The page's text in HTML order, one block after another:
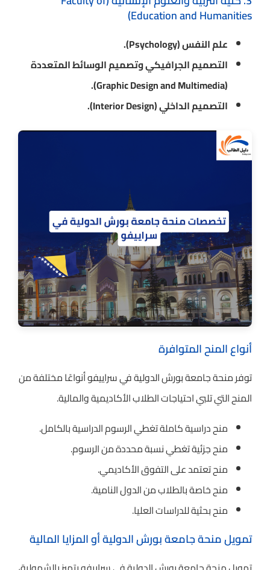
Education and Humanities)
علم النفس (Psychology).
التصميم الجرافيكي وتصميم الوسائط المتعددة
(Graphic Design and Multimedia).
التصميم الداخلي (Interior Design).
أنواع المنح المتوافرة
توفر منحة جامعة بورش الدولية في سراييفو أنواعًا مختلفة من
المنح التي تلبي احتياجات الطلاب الأكاديمية والمالية.
منح دراسية كاملة تغطي الرسوم الدراسية بالكامل.
منح جزئية تغطي نسبة محددة من الرسوم.
منح تعتمد على التفوق الأكاديمي.
منح خاصة بالطلاب من الدول النامية.
منح بحثية للدراسات العليا.
تمويل منحة جامعة بورش الدولية أو المزايا المالية